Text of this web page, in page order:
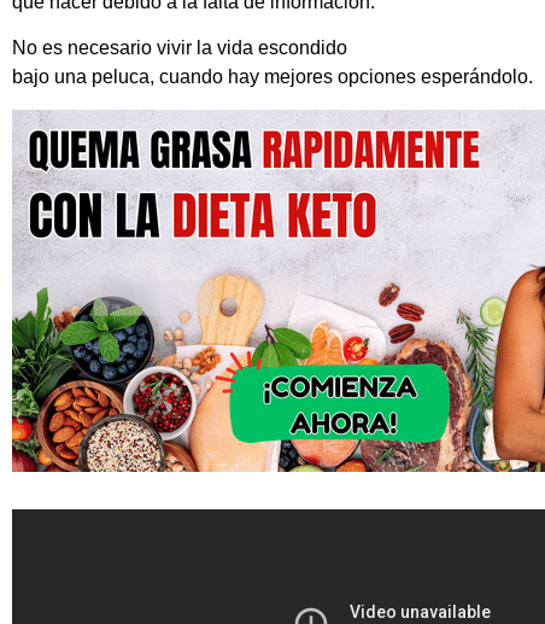
No es necesario vivir la vida escondido
bajo una peluca, cuando hay mejores opciones esperándolo.